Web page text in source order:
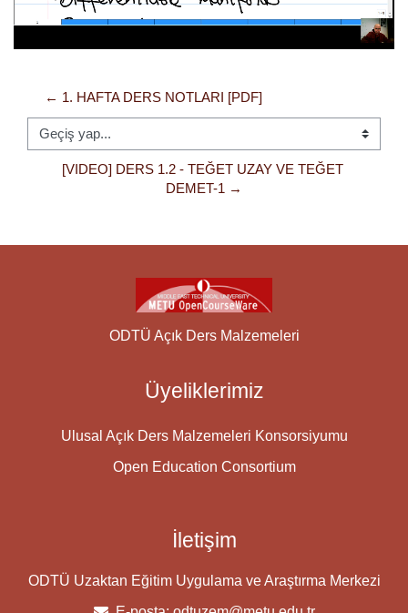
← 1. HAFTA DERS NOTLARI [PDF]
Geçiş yap...
[VIDEO] DERS 1.2 - TEĞET UZAY VE TEĞET
DEMET-1 →
ODTÜ Açık Ders Malzemeleri
Üyeliklerimiz
Ulusal Açık Ders Malzemeleri Konsorsiyumu
Open Education Consortium
İletişim
ODTÜ Uzaktan Eğitim Uygulama ve Araştırma Merkezi